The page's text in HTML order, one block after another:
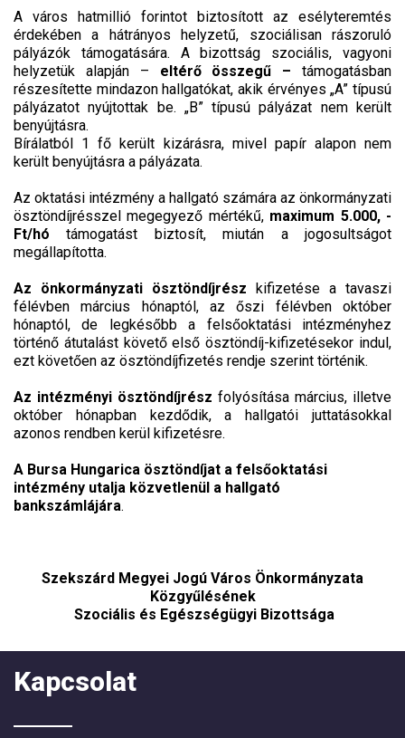
A város hatmillió forintot biztosított az esélyteremtés
érdekében a hátrányos helyzetű, szociálisan rászoruló
pályázók támogatására. A bizottság szociális, vagyoni
helyzetük alapján – eltérő összegű – támogatásban
részesítette mindazon hallgatókat, akik érvényes „A” típusú
pályázatot nyújtottak be. „B” típusú pályázat nem került
benyújtásra.
Bírálatból 1 fő került kizárásra, mivel papír alapon nem
került benyújtásra a pályázata.
Az oktatási intézmény a hallgató számára az önkormányzati
ösztöndíjrésszel megegyező mértékű, maximum 5.000, -
Ft/hó támogatást biztosít, miután a jogosultságot
megállapította.
Az önkormányzati ösztöndíjrész kifizetése a tavaszi
félévben március hónaptól, az őszi félévben október
hónaptól, de legkésőbb a felsőoktatási intézményhez
történő átutalást követő első ösztöndíj-kifizetésekor indul,
ezt követően az ösztöndíjfizetés rendje szerint történik.
Az intézményi ösztöndíjrész folyósítása március, illetve
október hónapban kezdődik, a hallgatói juttatásokkal
azonos rendben kerül kifizetésre.
A Bursa Hungarica ösztöndíjat a felsőoktatási
intézmény utalja közvetlenül a hallgató
bankszámlájára.
Szekszárd Megyei Jogú Város Önkormányzata
Közgyűlésének
Szociális és Egészségügyi Bizottsága
Kapcsolat